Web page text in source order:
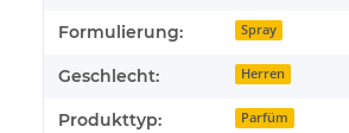
Formulierung: Spray
Geschlecht: Herren
Produkttyp: Parfüm